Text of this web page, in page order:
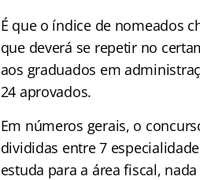
É que o índice de nomeados
que deverá se repetir no
aos graduados em
24 aprovados.
Em números gerais, o
divididas entre 7
estuda para a área fiscal,